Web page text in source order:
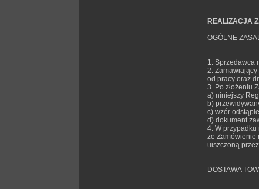
REALIZACJA
OGÓLNE
1. Sprzedawca
2.
od pracy oraz
3. Po złożeniu
a) niniejszy
b)
c) wzór
d) dokument
4. W
że Zamówienie
uiszczoną
DOSTAWA